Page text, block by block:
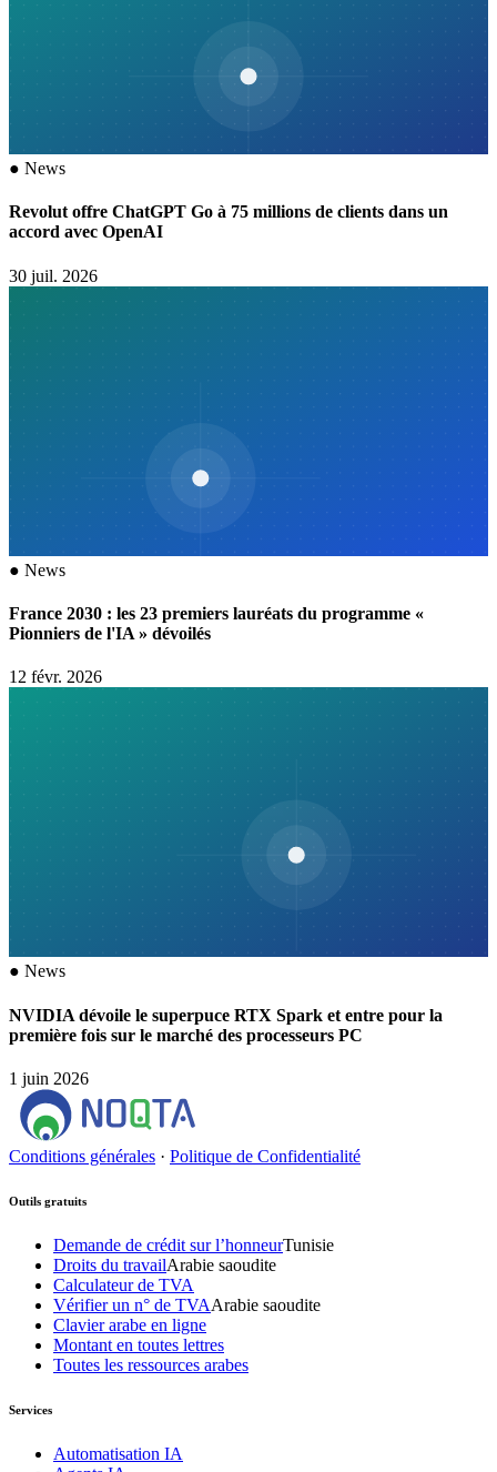
● News
Revolut offre ChatGPT Go à 75 millions de clients dans un
accord avec OpenAI
30 juil. 2026
● News
France 2030 : les 23 premiers lauréats du programme «
Pionniers de l'IA » dévoilés
12 févr. 2026
● News
NVIDIA dévoile le superpuce RTX Spark et entre pour la
première fois sur le marché des processeurs PC
1 juin 2026
Conditions générales · Politique de Confidentialité
Outils gratuits
Demande de crédit sur l’honneurTunisie
Droits du travailArabie saoudite
Calculateur de TVA
Vérifier un n° de TVAArabie saoudite
Clavier arabe en ligne
Montant en toutes lettres
Toutes les ressources arabes
Services
Automatisation IA